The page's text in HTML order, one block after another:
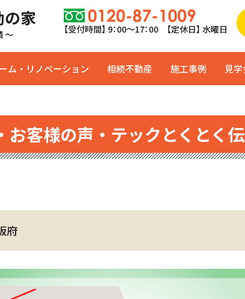
の家
～ 【受付時間】 9：00〜17：00 【定休日】 水曜日
ム・リノベーション 相続不動産 施工事例 見
お客様の声・テックとくとく
府